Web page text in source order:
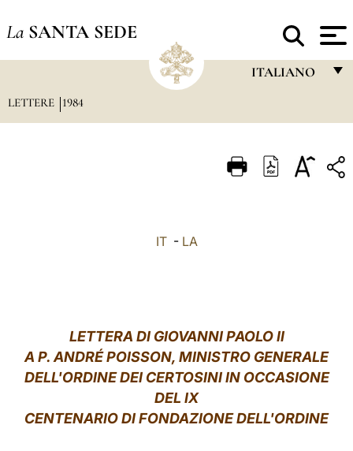
La SANTA SEDE
ITALIANO
ITALIANO
中文
LATINE
LETTERE 1984
IT- LA
LETTERA DI GIOVANNI PAOLO II
A P. ANDRÉ POISSON, MINISTRO GENERALE
DELL'ORDINE DEI CERTOSINI IN OCCASIONE
DEL IX
CENTENARIO DI FONDAZIONE DELL'ORDINE